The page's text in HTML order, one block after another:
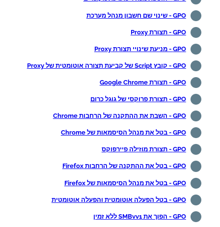
GPO - שינוי שם חשבון מנהל מערכת
GPO - תצורת Proxy
GPO - מניעת שינויי תצורת Proxy
GPO - קובץ Script של קביעת תצורה אוטומטית של Proxy
GPO - תצורת Google Chrome
GPO - תצורת פרוקסי של גוגל כרום
GPO - השבת את ההתקנה של הרחבות Chrome
GPO - בטל את מנהל הסיסמאות של Chrome
GPO - תצורת מוזילה פיירפוקס
GPO - בטל את ההתקנה של הרחבות Firefox
GPO - בטל את מנהל הסיסמאות של Firefox
GPO - בטל הפעלה אוטומטית והפעלה אוטומטית
GPO - הפוך את SMBvv1 ללא זמין